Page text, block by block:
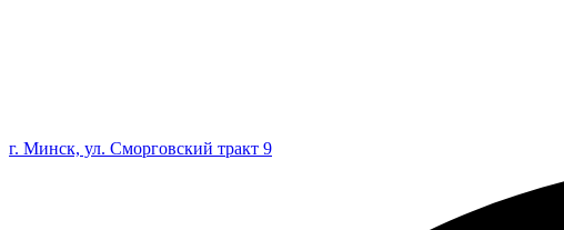
г. Минск, ул. Сморговский тракт 9